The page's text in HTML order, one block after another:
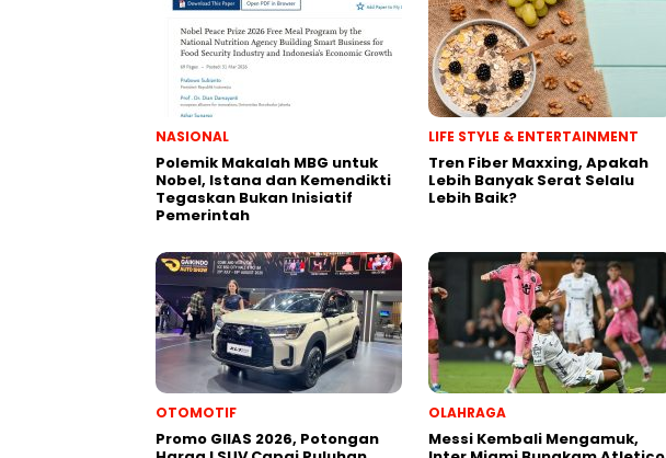
NASIONAL
Polemik Makalah MBG untuk
Nobel, Istana dan Kemendikti
Tegaskan Bukan Inisiatif
Pemerintah
LIFE STYLE & ENTERTAINMENT
Tren Fiber Maxxing, Apakah
Lebih Banyak Serat Selalu
Lebih Baik?
OTOMOTIF
Promo GIIAS 2026, Potongan
OLAHRAGA
Messi Kembali Mengamuk,